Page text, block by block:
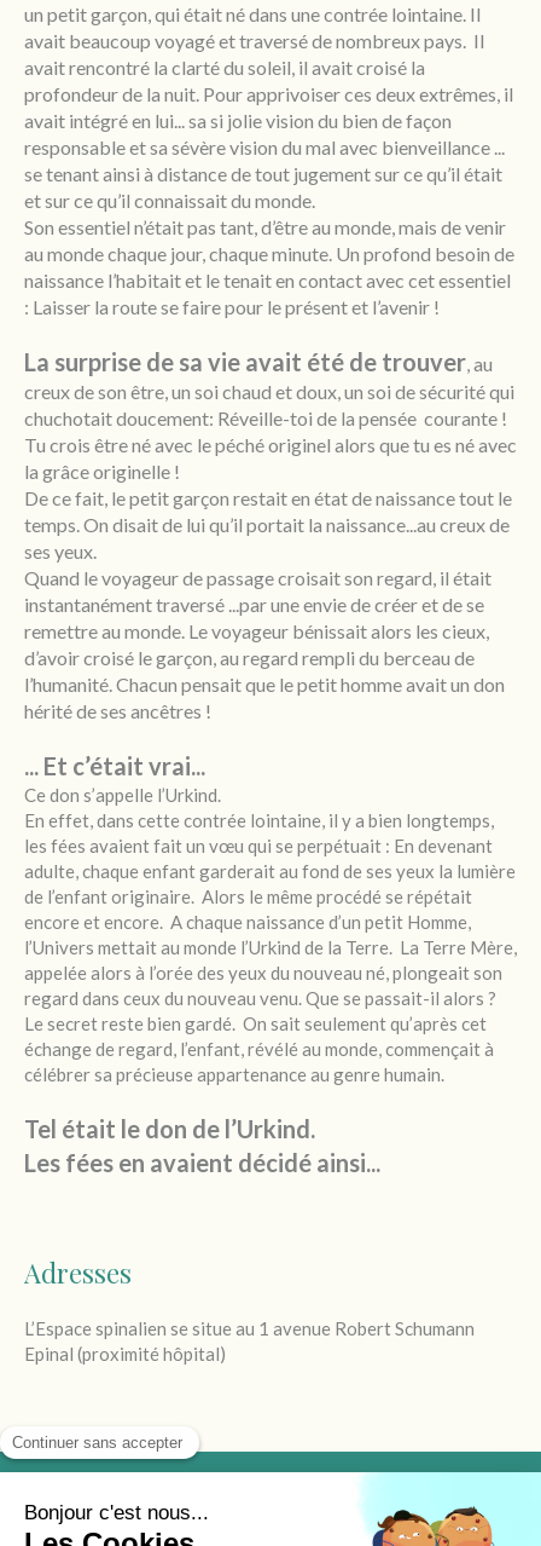
un petit garçon, qui était né dans une contrée lointaine. Il
avait beaucoup voyagé et traversé de nombreux pays. Il
avait rencontré la clarté du soleil, il avait croisé la
profondeur de la nuit. Pour apprivoiser ces deux extrêmes, il
avait intégré en lui... sa si jolie vision du bien de façon
responsable et sa sévère vision du mal avec bienveillance ...
se tenant ainsi à distance de tout jugement sur ce qu’il était
et sur ce qu’il connaissait du monde.
Son essentiel n’était pas tant, d’être au monde, mais de venir
au monde chaque jour, chaque minute. Un profond besoin de
naissance l’habitait et le tenait en contact avec cet essentiel
: Laisser la route se faire pour le présent et l’avenir !
La surprise de sa vie avait été de trouver,au
creux de son être, un soi chaud et doux, un soi de sécurité qui
chuchotait doucement: Réveille-toi de la pensée courante !
Tu crois être né avec le péché originel alors que tu es né avec
la grâce originelle !
De ce fait, le petit garçon restait en état de naissance tout le
temps. On disait de lui qu’il portait la naissance...au creux de
ses yeux.
Quand le voyageur de passage croisait son regard, il était
instantanément traversé ...par une envie de créer et de se
remettre au monde. Le voyageur bénissait alors les cieux,
d’avoir croisé le garçon, au regard rempli du berceau de
l’humanité. Chacun pensait que le petit homme avait un don
hérité de ses ancêtres !
... Et c’était vrai...
Ce don s’appelle l’Urkind.
En effet, dans cette contrée lointaine, il y a bien longtemps,
les fées avaient fait un vœu qui se perpétuait : En devenant
adulte, chaque enfant garderait au fond de ses yeux la lumière
de l’enfant originaire. Alors le même procédé se répétait
encore et encore. A chaque naissance d’un petit Homme,
l’Univers mettait au monde l’Urkind de la Terre. La Terre Mère,
appelée alors à l’orée des yeux du nouveau né, plongeait son
regard dans ceux du nouveau venu. Que se passait-il alors ?
Le secret reste bien gardé. On sait seulement qu’après cet
échange de regard, l’enfant, révélé au monde, commençait à
célébrer sa précieuse appartenance au genre humain.
Tel était le don de l’Urkind.
Les fées en avaient décidé ainsi...
Adresses
L’Espace spinalien se situe au 1 avenue Robert Schumann
Epinal (proximité hôpital)
Formatrice
06 81 40 23 64